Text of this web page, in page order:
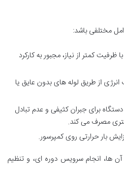
مختلفی باشد:
ظرفیت کمتر از نیاز، مجبور به کارکرد
انرژی از طریق لوله های بدون عایق یا
دستگاه برای جبران کثیفی و عدم تبادل
مصرف می کند.
بار حرارتی روی کمپرسور.
ها، انجام سرویس دوره ای، و تنظیم